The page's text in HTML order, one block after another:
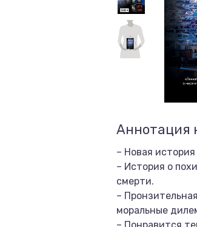
Аннотация
– Новая
– История о
смерти.
–
моральные